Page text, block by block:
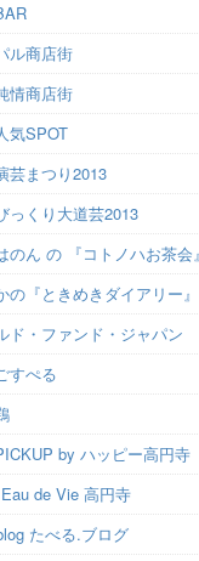
ル商店街
情商店街
気SPOT
芸まつり2013
っくり大道芸2013
のん の 『コトノハお茶会』
の『ときめきダイアリー』
ド・ファンド・ジャパン
すぺる
by ハッピー高円寺
de Vie 高円寺
たべる.ブログ